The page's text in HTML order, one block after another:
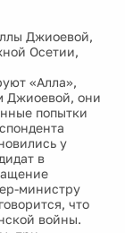
Джиоевой,
Осетии,
«Алла»,
Джиоевой, они
попытки
у
в
министру
что
войны.